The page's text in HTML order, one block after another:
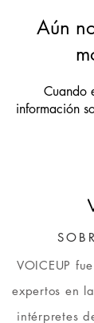
Aún
Cuando
información
VOICEUP
expertos en
intérpretes